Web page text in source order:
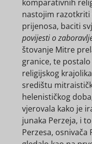
komparativnih
nastojim razotkriti
prijenosa, baciti
povijesti o
štovanje Mitre
granice, te
religijskog
središtu
helenističkog
vjerovala kako je
junaka Perzeja, i
Perzesa, osnivača